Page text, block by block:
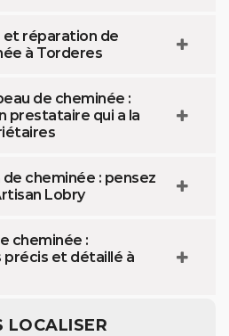
et réparation de
à Torderes
de cheminée :
prestataire qui a la
cheminée : pensez
Lobry
cheminée :
précis et détaillé à
LOCALISER